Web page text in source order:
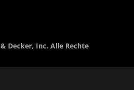
Decker, Inc. Alle Rechte